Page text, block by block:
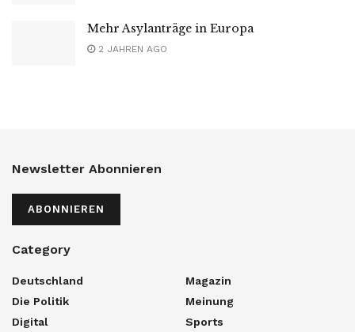
Mehr Asylanträge in Europa
2 JAHREN AGO
Newsletter Abonnieren
ABONNIEREN
Category
Deutschland
Die Politik
Digital
Magazin
Meinung
Sports